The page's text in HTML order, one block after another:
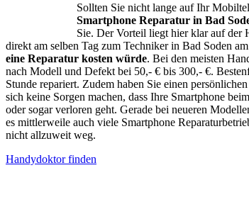
Sollten Sie nicht lange auf Ihr
Smartphone Reparatur in Bad
Sie. Der Vorteil liegt hier klar auf der
direkt am selben Tag zum Techniker in Bad Soden
eine Reparatur kosten würde. Bei den meisten
nach Modell und Defekt bei 50,- € bis 300,- €.
Stunde repariert. Zudem haben Sie einen
sich keine Sorgen machen, dass Ihre Smartphone
oder sogar verloren geht. Gerade bei neueren
es mittlerweile auch viele Smartphone
nicht allzuweit weg.
Handydoktor finden